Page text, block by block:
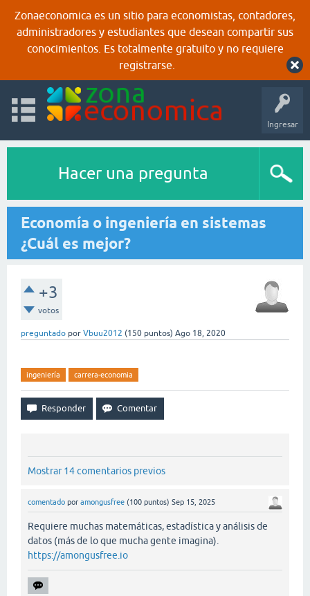
Zonaeconomica es un sitio para economistas, contadores,
administradores y estudiantes que desean compartir sus
conocimientos. Es totalmente gratuito y no requiere
registrarse.
Ingresar
Hacer una pregunta
Economía o ingeniería en sistemas
¿Cuál es mejor?
+3
votos
preguntado por Vbuu2012 (150 puntos) Ago 18, 2020
ingeniería carrera-economia
Mostrar 14 comentarios previos
comentado por amongusfree (100 puntos) Sep 15, 2025
Requiere muchas matemáticas, estadística y análisis de
datos (más de lo que mucha gente imagina).
https://amongusfree.io